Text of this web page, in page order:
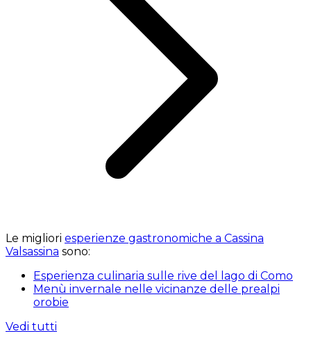
Le migliori esperienze gastronomiche a Cassina
Valsassina sono:
Esperienza culinaria sulle rive del lago di Como
Menù invernale nelle vicinanze delle prealpi
orobie
Vedi tutti